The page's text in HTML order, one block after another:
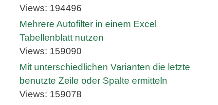
Views: 194496
Mehrere Autofilter in einem Excel
Tabellenblatt nutzen
Views: 159090
Mit unterschiedlichen Varianten die letzte
benutzte Zeile oder Spalte ermitteln
Views: 159078